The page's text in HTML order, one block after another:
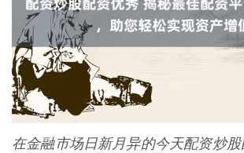
在金融市场日新月异的今天配资炒